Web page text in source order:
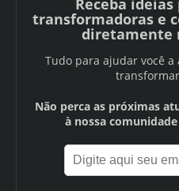
transformadoras e
diretamente
Tudo para ajudar você a
Não perca as próximas
à nossa